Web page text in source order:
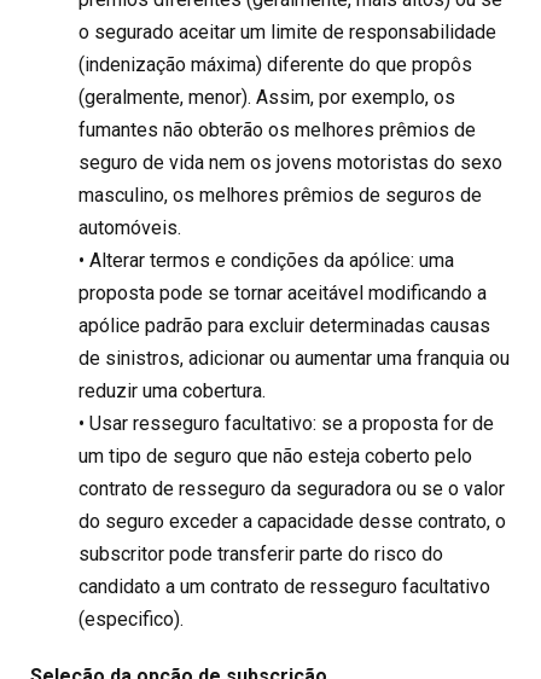
o segurado aceitar um limite de responsabilidade
(indenização máxima) diferente do que propôs
(geralmente, menor). Assim, por exemplo, os
fumantes não obterão os melhores prêmios de
seguro de vida nem os jovens motoristas do sexo
masculino, os melhores prêmios de seguros de
automóveis.
• Alterar termos e condições da apólice: uma
proposta pode se tornar aceitável modificando a
apólice padrão para excluir determinadas causas
de sinistros, adicionar ou aumentar uma franquia ou
reduzir uma cobertura.
• Usar resseguro facultativo: se a proposta for de
um tipo de seguro que não esteja coberto pelo
contrato de resseguro da seguradora ou se o valor
do seguro exceder a capacidade desse contrato, o
subscritor pode transferir parte do risco do
candidato a um contrato de resseguro facultativo
(especifico).